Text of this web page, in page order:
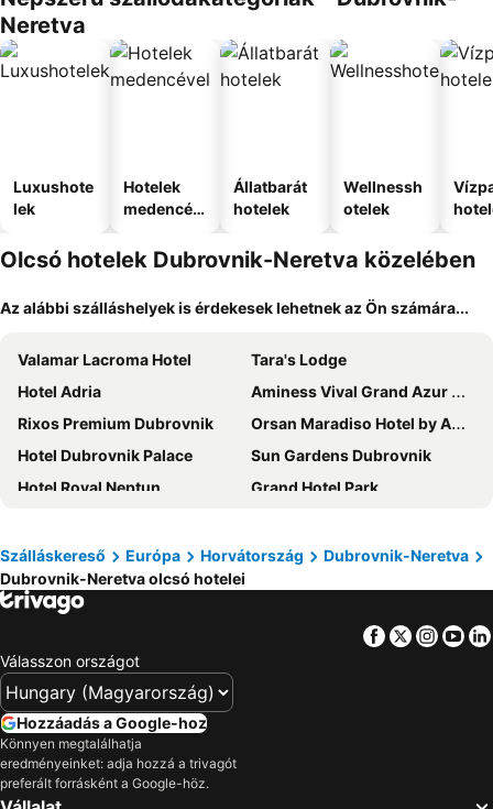
Neretva
Luxushote
lek
Hotelek
medencév
Állatbarát
hotelek
Wellnessh
otelek
Olcsó hotelek Dubrovnik-Neretva közelében
Az alábbi szálláshelyek is érdekesek lehetnek az Ön számára...
Valamar Lacroma Hotel
Tara's Lodge
Hotel Adria
Aminess Vival Grand Azur Hotel
Rixos Premium Dubrovnik
Orsan Maradiso Hotel by Aminess
Hotel Dubrovnik Palace
Sun Gardens Dubrovnik
Hotel Royal Neptun
Grand Hotel Park
Hilton Imperial Dubrovnik
Villa Doris
Sunny Dubrovnik by Valamar
Hotel Vis
President Hotel, Valamar Collection
Hotel Croatia
Admiral Grand Hotel
Apartmani Monaco
Szálláskereső Európa Horvátország
Dubrovnik-Neretva
Dubrovnik-Neretva olcsó hotelei
Facebook
Twitter
Válasszon országot
Hozzáadás a Google-hoz
Könnyen megtalálhatja
eredményeinket: adja hozzá a trivagót
preferált forrásként a Google-höz.